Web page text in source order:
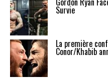
Survie
La première
Conor/Khabib